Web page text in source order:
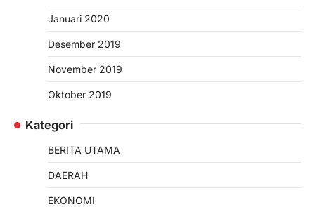
Januari 2020
Desember 2019
November 2019
Oktober 2019
Kategori
BERITA UTAMA
DAERAH
EKONOMI